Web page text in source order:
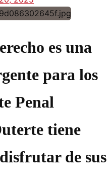
es una
para los
Penal
tiene
de sus